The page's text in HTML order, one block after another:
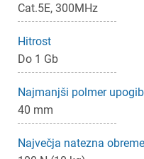
Cat.5E, 300MHz
Hitrost
Do 1 Gb
Najmanjši polmer
40 mm
Največja natezna